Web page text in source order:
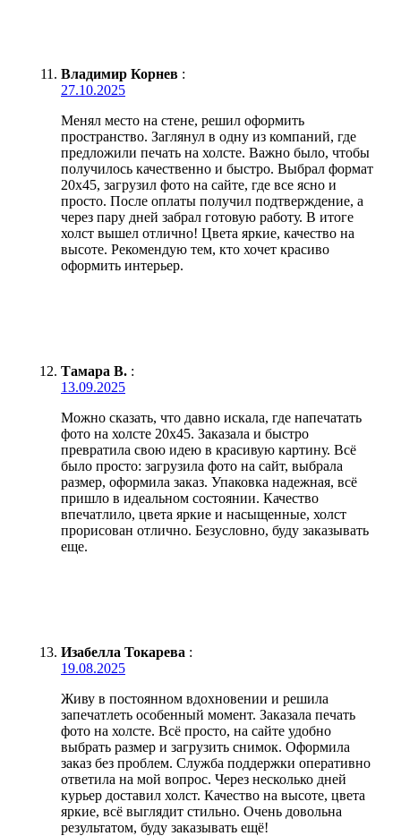
Владимир Корнев :
27.10.2025
Менял место на стене, решил оформить
пространство. Заглянул в одну из компаний, где
предложили печать на холсте. Важно было, чтобы
получилось качественно и быстро. Выбрал формат
20х45, загрузил фото на сайте, где все ясно и
просто. После оплаты получил подтверждение, а
через пару дней забрал готовую работу. В итоге
холст вышел отлично! Цвета яркие, качество на
высоте. Рекомендую тем, кто хочет красиво
оформить интерьер.
Тамара В. :
13.09.2025
Можно сказать, что давно искала, где напечатать
фото на холсте 20х45. Заказала и быстро
превратила свою идею в красивую картину. Всё
было просто: загрузила фото на сайт, выбрала
размер, оформила заказ. Упаковка надежная, всё
пришло в идеальном состоянии. Качество
впечатлило, цвета яркие и насыщенные, холст
прорисован отлично. Безусловно, буду заказывать
еще.
Изабелла Токарева :
19.08.2025
Живу в постоянном вдохновении и решила
запечатлеть особенный момент. Заказала печать
фото на холсте. Всё просто, на сайте удобно
выбрать размер и загрузить снимок. Оформила
заказ без проблем. Служба поддержки оперативно
ответила на мой вопрос. Через несколько дней
курьер доставил холст. Качество на высоте, цвета
яркие, всё выглядит стильно. Очень довольна
результатом, буду заказывать ещё!